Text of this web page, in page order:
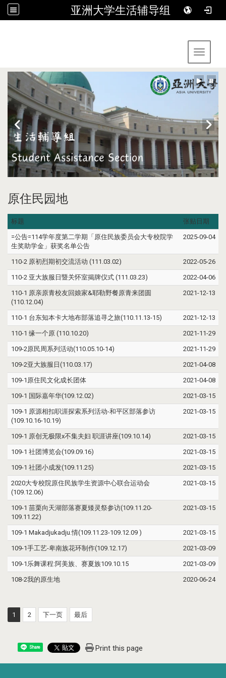
亚洲大学生活辅导组
Toggle
原住民园地
标题 张贴日期
=公告=114学年度第二学期「原住民族委员会大专校院学
生奖助学金」获奖名单公告
2025-09-04
110-2 原初烈期初交流活动 (111.03.02) 2022-05-26
110-2 亚大族服日暨关怀室揭牌仪式 (111.03.23) 2022-04-06
110-1 原亲原青校友回娘家&耶勒野餐原青来团圆
(110.12.04)
2021-12-13
110-1 台东知本卡大地布部落追寻之旅(110.11.13-15) 2021-12-13
110-1 缘一个原 (110.10.20) 2021-11-29
109-2原民周系列活动(110.05.10-14) 2021-11-29
109-2亚大族服日(110.03.17) 2021-04-08
109-1原住民文化成长团体 2021-04-08
109-1 国际嘉年华(109.12.02) 2021-03-15
109-1 原源相扣职涯探索系列活动-和平区部落参访
(109.10.16-10.19)
2021-03-15
109-1 原创无极限x不集夫妇 职涯讲座(109.10.14) 2021-03-15
109-1 社团博览会(109.09.16) 2021-03-15
109-1 社团小成发(109.11.25) 2021-03-15
2020大专校院原住民族学生资源中心联合运动会
(109.12.06)
2021-03-15
109-1 苗栗向天湖部落赛夏矮灵祭参访(109.11.20-
109.11.22)
2021-03-15
109-1 Makadjukadju.情(109.11.23-109.12.09 ) 2021-03-15
109-1手工艺-卑南族花环制作(109.12.17) 2021-03-09
109-1乐舞课程:阿美族、赛夏族109.10.15 2021-03-09
108-2我的原生地 2020-06-24
1 2 下一页 最后
Share Print this page